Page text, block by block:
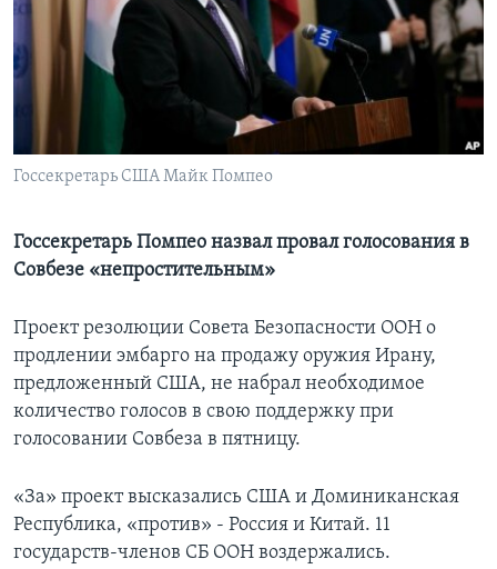
Learning English
СОЦИАЛЬНЫЕ СЕТИ
Госсекретарь США Майк Помпео
Госсекретарь Помпео назвал провал голосования в
Совбезе «непростительным»
Проект резолюции Совета Безопасности ООН о
продлении эмбарго на продажу оружия Ирану,
предложенный США, не набрал необходимое
количество голосов в свою поддержку при
голосовании Совбеза в пятницу.
«За» проект высказались США и Доминиканская
Республика, «против» - Россия и Китай. 11
государств-членов СБ ООН воздержались.